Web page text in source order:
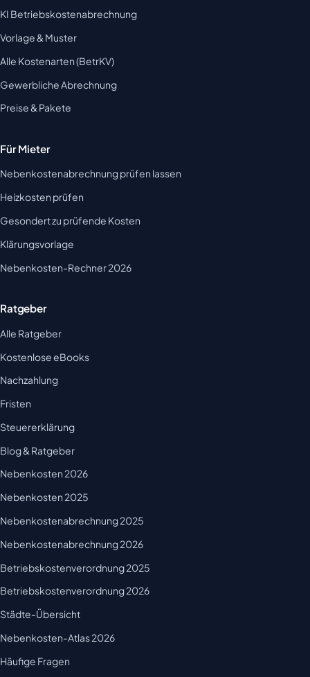
KI Betriebskostenabrechnung
Vorlage & Muster
Alle Kostenarten (BetrKV)
Gewerbliche Abrechnung
Preise & Pakete
Für Mieter
Nebenkostenabrechnung prüfen lassen
Heizkosten prüfen
Gesondert zu prüfende Kosten
Klärungsvorlage
Nebenkosten-Rechner 2026
Ratgeber
Alle Ratgeber
Kostenlose eBooks
Nachzahlung
Fristen
Steuererklärung
Blog & Ratgeber
Nebenkosten 2026
Nebenkosten 2025
Nebenkostenabrechnung 2025
Nebenkostenabrechnung 2026
Betriebskostenverordnung 2025
Betriebskostenverordnung 2026
Städte-Übersicht
Nebenkosten-Atlas 2026
Häufige Fragen